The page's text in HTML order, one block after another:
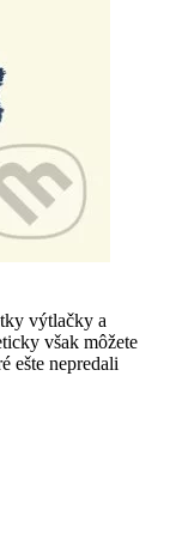
výtlačky a
však môžete
ešte nepredali